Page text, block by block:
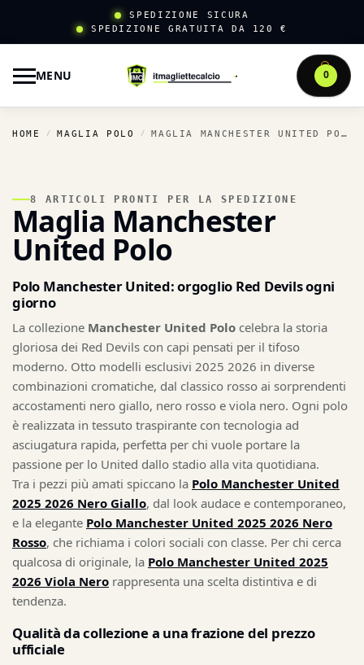
SPEDIZIONE SICURA
SPEDIZIONE GRATUITA DA 120 €
MENU 0
HOME / MAGLIA POLO / MAGLIA MANCHESTER UNITED POLO
8 ARTICOLI PRONTI PER LA SPEDIZIONE
Maglia Manchester
United Polo
Polo Manchester United: orgoglio Red Devils ogni
giorno
La collezione Manchester United Polo celebra la storia
gloriosa dei Red Devils con capi pensati per il tifoso
moderno. Otto modelli esclusivi 2025 2026 in diverse
combinazioni cromatiche, dal classico rosso ai sorprendenti
accostamenti nero giallo, nero rosso e viola nero. Ogni polo
è realizzata in tessuto traspirante con tecnologia ad
asciugatura rapida, perfetta per chi vuole portare la
passione per lo United dallo stadio alla vita quotidiana.
Tra i pezzi più amati spiccano la Polo Manchester United
2025 2026 Nero Giallo, dal look audace e contemporaneo,
e la elegante Polo Manchester United 2025 2026 Nero
Rosso, che richiama i colori sociali con classe. Per chi cerca
qualcosa di originale, la Polo Manchester United 2025
2026 Viola Nero rappresenta una scelta distintiva e di
tendenza.
Qualità da collezione a una frazione del prezzo
ufficiale